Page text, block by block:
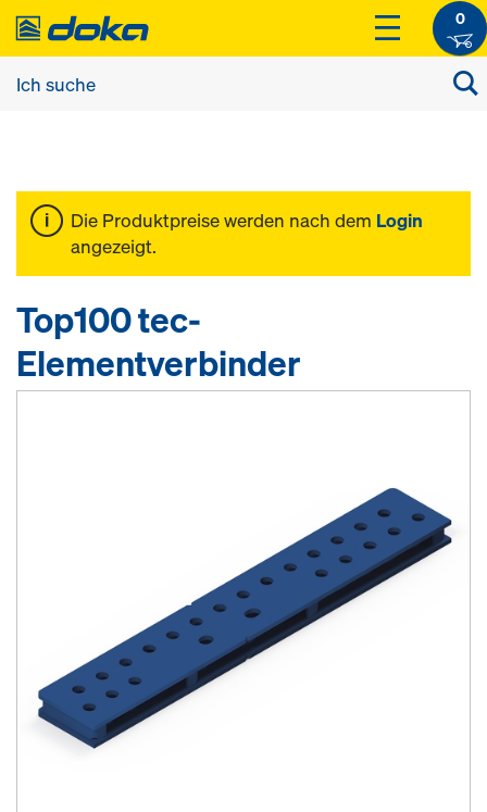
0
Die Produktpreise werden nach dem Login
angezeigt.
Top100 tec-
Elementverbinder